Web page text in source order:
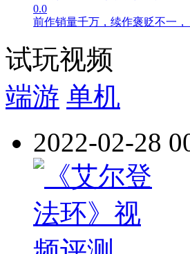
0.0
前作销量千万，续作褒贬不一
试玩视频
端游 单机
2022-02-28